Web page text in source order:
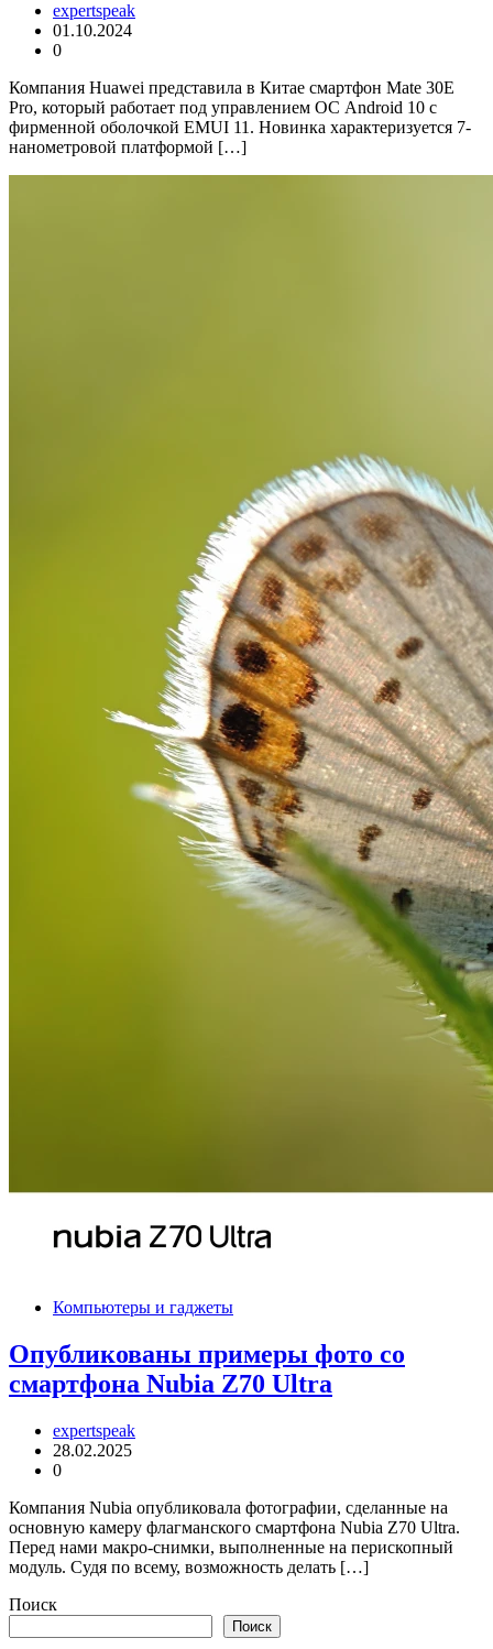
expertspeak
01.10.2024
0
Компания Huawei представила в Китае смартфон Mate 30E
Pro, который работает под управлением ОС Android 10 с
фирменной оболочкой EMUI 11. Новинка характеризуется 7-
нанометровой платформой […]
Компьютеры и гаджеты
Опубликованы примеры фото со
смартфона Nubia Z70 Ultra
expertspeak
28.02.2025
0
Компания Nubia опубликовала фотографии, сделанные на
основную камеру флагманского смартфона Nubia Z70 Ultra.
Перед нами макро-снимки, выполненные на перископный
модуль. Судя по всему, возможность делать […]
Поиск
Поиск